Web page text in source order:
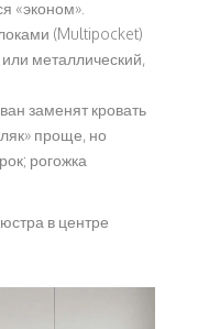
«эконом».
(Multipocket)
металлический,
заменят кровать
проще, но
рогожка
в центре